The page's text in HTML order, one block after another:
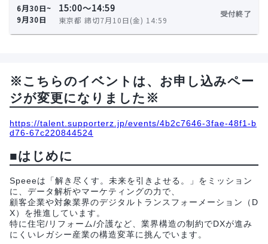
6月30日~
9月30日
15:00〜14:59
東京都 締切7月10日(金) 14:59
受付終了
※こちらのイベントは、お申し込みペー
ジが変更になりました※
https://talent.supporterz.jp/events/4b2c7646-3fae-48f1-b
d76-67c220844524
■はじめに
Speeeは「解き尽くす。未来を引きよせる。」をミッション
に、データ解析やマーケティングの力で、
顧客企業や対象業界のデジタルトランスフォーメーション（D
X）を推進しています。
特に住宅/リフォーム/介護など、業界構造の制約でDXが進み
にくいレガシー産業の構造変革に挑んでいます。